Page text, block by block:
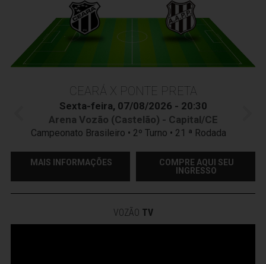
CEARÁ X PONTE PRETA
Sexta-feira, 07/08/2026 - 20:30
Arena Vozão (Castelão) - Capital/CE
Campeonato Brasileiro • 2º Turno • 21 ª Rodada
MAIS INFORMAÇÕES
COMPRE AQUI SEU
INGRESSO
VOZÃO TV